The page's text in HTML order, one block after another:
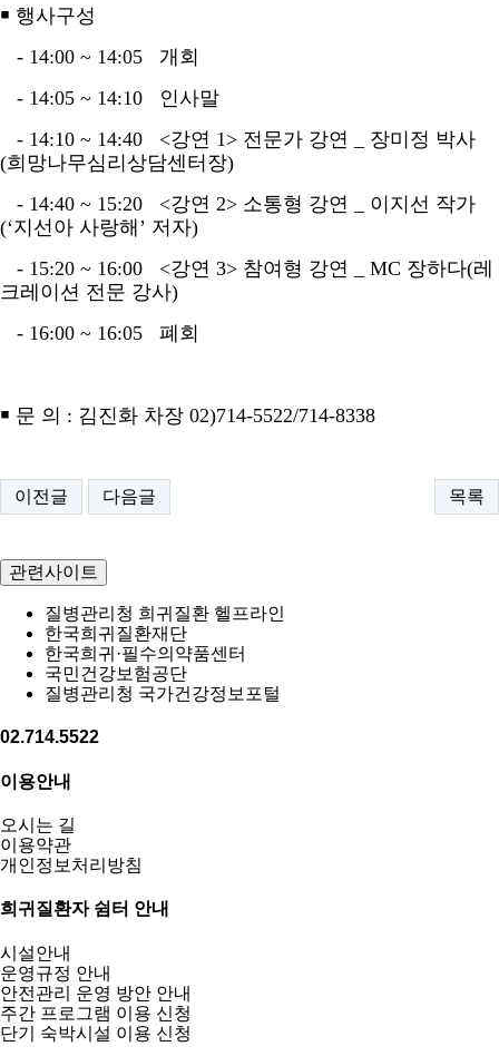
￭ 행사구성
- 14:00 ~ 14:05 개회
- 14:05 ~ 14:10 인사말
- 14:10 ~ 14:40 <강연 1> 전문가 강연
장미정 박사
(희망나무심리상담센터장)
- 14:40 ~ 15:20 <강연 2> 소통형 강연
이지선 작가
(‘지선아 사랑해 ’ 저자)
- 15:20 ~ 16:00 <강연 3> 참여형 강연 _ MC 장하다(레
크레이션 전문 강사)
- 16:00 ~ 16:05 폐회
￭ 문 의 : 김진화 차장 02)714-5522/714-8338
이전글 다음글 목록
관련사이트
질병관리청 희귀질환 헬프라인
한국희귀질환재단
한국희귀·필수의약품센터
국민건강보험공단
질병관리청 국가건강정보포털
02.714.5522
이용안내
오시는 길
이용약관
개인정보처리방침
희귀질환자 쉼터 안내
시설안내
운영규정 안내
안전관리 운영 방안 안내
주간 프로그램 이용 신청
단기 숙박시설 이용 신청